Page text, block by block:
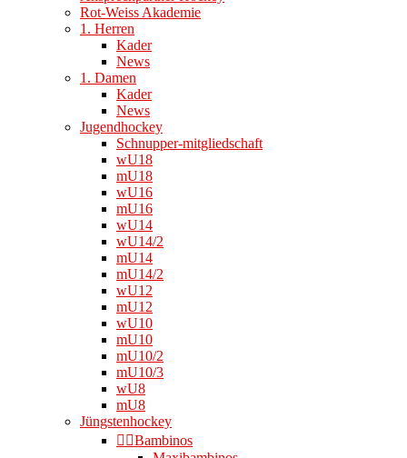
Rot-Weiss Akademie
1. Herren
Kader
News
1. Damen
Kader
News
Jugendhockey
Schnupper-mitgliedschaft
wU18
mU18
wU16
mU16
wU14
wU14/2
mU14
mU14/2
wU12
mU12
wU10
mU10
mU10/2
mU10/3
wU8
mU8
Jüngstenhockey
👉🏻Bambinos